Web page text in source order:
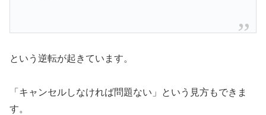
という逆転が起きています。
「キャンセルしなければ問題ない」という見方もできま
す。